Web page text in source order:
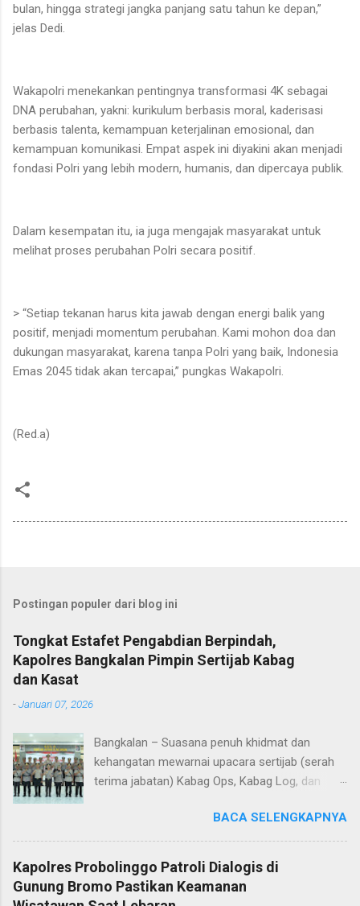
bulan, hingga strategi jangka panjang satu tahun ke depan,”
jelas Dedi.
Wakapolri menekankan pentingnya transformasi 4K sebagai
DNA perubahan, yakni: kurikulum berbasis moral, kaderisasi
berbasis talenta, kemampuan keterjalinan emosional, dan
kemampuan komunikasi. Empat aspek ini diyakini akan menjadi
fondasi Polri yang lebih modern, humanis, dan dipercaya publik.
Dalam kesempatan itu, ia juga mengajak masyarakat untuk
melihat proses perubahan Polri secara positif.
> “Setiap tekanan harus kita jawab dengan energi balik yang
positif, menjadi momentum perubahan. Kami mohon doa dan
dukungan masyarakat, karena tanpa Polri yang baik, Indonesia
Emas 2045 tidak akan tercapai,” pungkas Wakapolri.
(Red.a)
Postingan populer dari blog ini
Tongkat Estafet Pengabdian Berpindah,
Kapolres Bangkalan Pimpin Sertijab Kabag
dan Kasat
-Januari 07, 2026
Bangkalan – Suasana penuh khidmat dan
kehangatan mewarnai upacara sertijab (serah
terima jabatan) Kabag Ops, Kabag Log, dan
Aula Sarja Arya Racana Polres Bangkalan, Rabu
(07/01/2026). Upacara tersebut menjadi
momen penting bagi jajaran Polres Bangkalan,
bukan hanya sebagai pergantian jabatan
struktural, tetapi juga sebagai bentuk regenerasi
BACA SELENGKAPNYA
Kapolres Probolinggo Patroli Dialogis di
Gunung Bromo Pastikan Keamanan